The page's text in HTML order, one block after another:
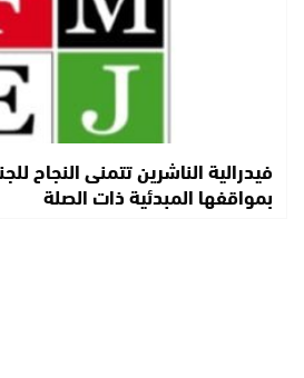
فيدرالية الناشرين تتمنى النجاح
بمواقفها المبدئية ذات الصلة